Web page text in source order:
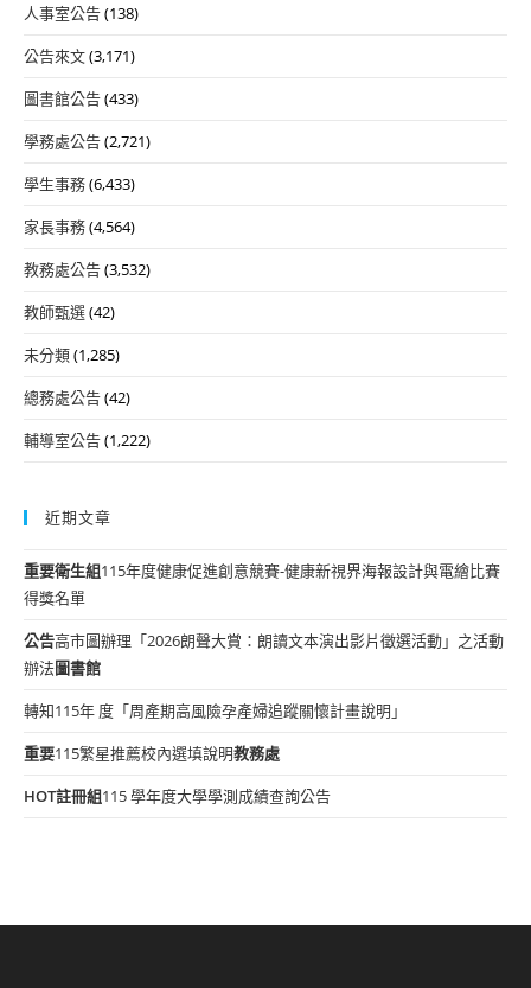
人事室公告(138)
公告來文(3,171)
圖書館公告(433)
學務處公告(2,721)
學生事務(6,433)
家長事務(4,564)
教務處公告(3,532)
教師甄選(42)
未分類(1,285)
總務處公告(42)
輔導室公告(1,222)
近期文章
重要衛生組115年度健康促進創意競賽-健康新視界海報設計與電繪比賽
得獎名單
公告高市圖辦理「2026朗聲大賞：朗讀文本演出影片徵選活動」之活動
辦法圖書館
轉知115年 度「周產期高風險孕產婦追蹤關懷計畫說明」
重要115繁星推薦校內選填說明教務處
HOT註冊組115 學年度大學學測成績查詢公告